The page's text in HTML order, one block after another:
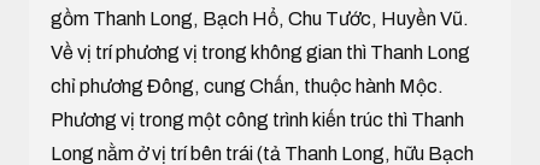
gồm Thanh Long, Bạch Hổ, Chu Tước, Huyền Vũ.
Về vị trí phương vị trong không gian thì Thanh Long
chỉ phương Đông, cung Chấn, thuộc hành Mộc.
Phương vị trong một công trình kiến trúc thì Thanh
Long nằm ở vị trí bên trái (tả Thanh Long, hữu Bạch